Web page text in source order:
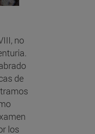
no
de
los